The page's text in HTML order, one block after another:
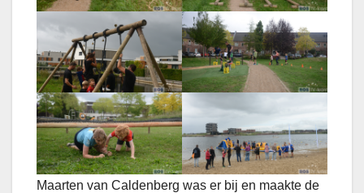
Maarten van Caldenberg was er bij en maakte de